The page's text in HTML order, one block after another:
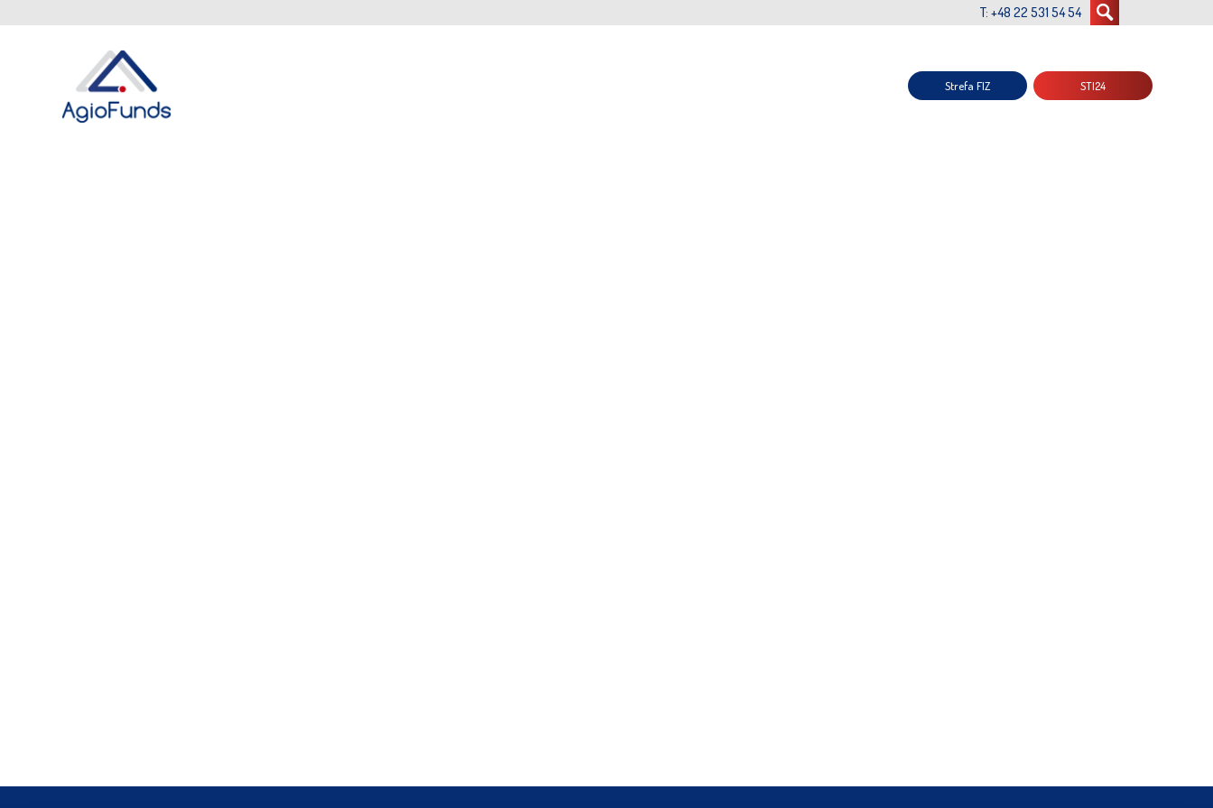
T: +48 22 531 54 54
Strefa FIZ STI24